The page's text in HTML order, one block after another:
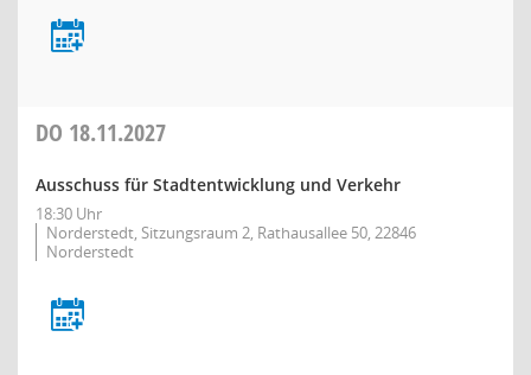
DO 18.11.2027
Ausschuss für Stadtentwicklung und Verkehr
18:30 Uhr
Norderstedt, Sitzungsraum 2, Rathausallee 50, 22846
Norderstedt